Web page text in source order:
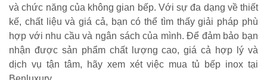
và chức năng của không gian bếp. Với sự đa dạng về thiết
kế, chất liệu và giá cả, bạn có thể tìm thấy giải pháp phù
hợp với nhu cầu và ngân sách của mình. Để đảm bảo bạn
nhận được sản phẩm chất lượng cao, giá cả hợp lý và
dịch vụ tận tâm, hãy xem xét việc mua tủ bếp inox tại